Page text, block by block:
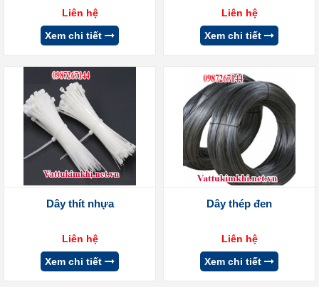
Liên hệ
Xem chi tiết
Liên hệ
Xem chi tiết
Dây thít nhựa
Liên hệ
Xem chi tiết
Dây thép đen
Liên hệ
Xem chi tiết